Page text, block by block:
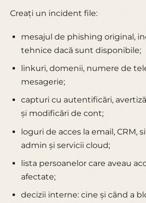
Creați un incident file:
mesajul de phishing original,
tehnice dacă sunt disponibile;
linkuri, domenii, numere de
mesagerie;
capturi cu autentificări,
și modificări de cont;
loguri de acces la email, CRM,
admin și servicii cloud;
lista persoanelor care aveau
afectate;
decizii interne: cine și când a